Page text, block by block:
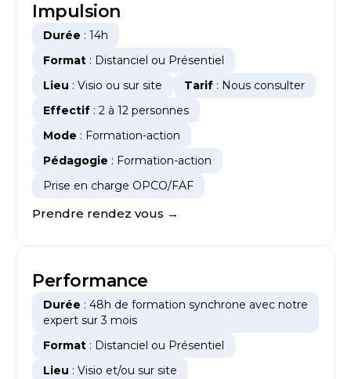
Impulsion
Durée : 14h
Format : Distanciel ou Présentiel
Lieu : Visio ou sur site Tarif : Nous consulter
Effectif : 2 à 12 personnes
Mode : Formation-action
Pédagogie : Formation-action
Prise en charge OPCO/FAF
Prendre rendez vous →
Performance
Durée : 48h de formation synchrone avec notre
expert sur 3 mois
Format : Distanciel ou Présentiel
Lieu : Visio et/ou sur site